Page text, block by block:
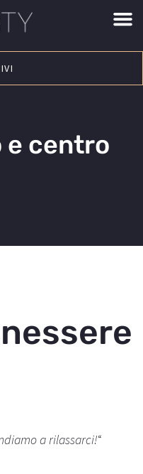
e centro
a rilassarci!“